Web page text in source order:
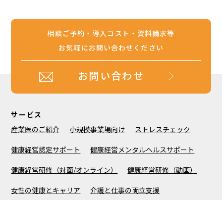
相談ご予約・導入コスト・資料請求等
お気軽にお問い合わせください
お問い合わせ
サービス
産業医のご紹介
小規模事業場向け ストレスチェック
健康経営認定サポート 健康経営メンタルヘルスサポート
健康経営研修（対面/オンライン） 健康経営研修（動画）
女性の健康とキャリア 介護と仕事の両立支援